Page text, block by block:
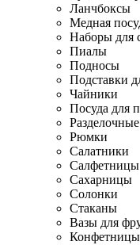
Ланчбоксы
Медная
Наборы для
Пиалы
Подносы
Подставки
Чайники
Посуда для
Рюмки
Салатники
Салфетницы
Сахарницы
Солонки
Стаканы
Вазы для
Конфетницы